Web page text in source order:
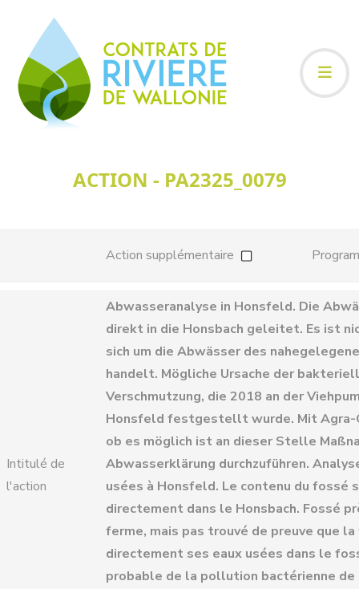
ACTION - PA2325_0079
Action supplémentaire
Intitulé de
l'action
Abwasseranalyse in Honsfeld. Die
direkt in die Honsbach geleitet. Es ist
sich um die Abwässer des
handelt. Mögliche Ursache der
Verschmutzung, die 2018 an der
Honsfeld festgestellt wurde. Mit Agra-
ob es möglich ist an dieser Stelle
Abwasserklärung durchzuführen.
usées à Honsfeld. Le contenu du fossé
directement dans le Honsbach. Fossé
ferme, mais pas trouvé de preuve que
directement ses eaux usées dans le
probable de la pollution bactérienne de